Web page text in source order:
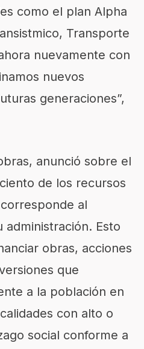
como el plan Alpha
Transporte
nuevamente con
nuevos
generaciones”,
anunció sobre el
de los recursos
al
administración. Esto
obras, acciones
que
a la población en
con alto o
social conforme a